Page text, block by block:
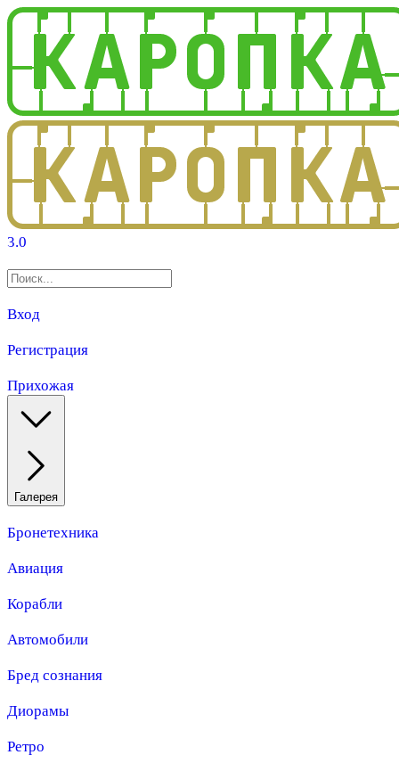
3.0
Вход
Регистрация
Прихожая
Галерея
Бронетехника
Авиация
Корабли
Автомобили
Бред сознания
Диорамы
Ретро